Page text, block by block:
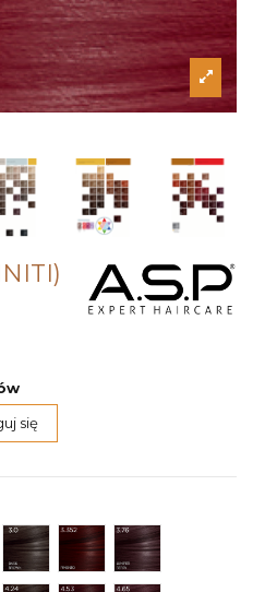
się
Dark Brown
3.0 Dark Brown
3.352 Pimento3.76 Juniper